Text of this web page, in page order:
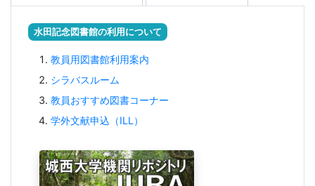
水田記念図書館の利用について
教員用図書館利用案内
シラバスルーム
教員おすすめ図書コーナー
学外文献申込（ILL）